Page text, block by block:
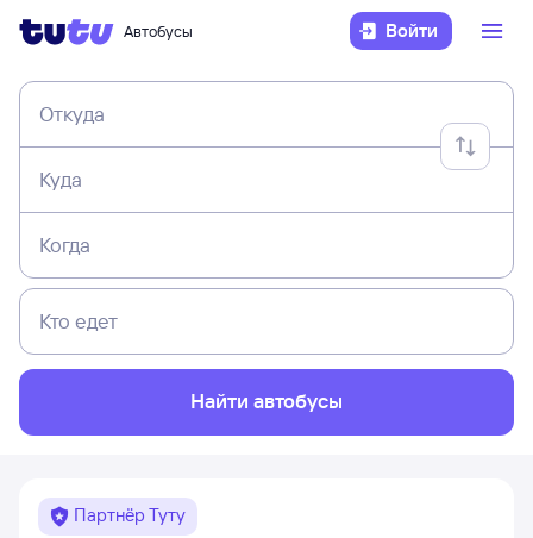
Автобусы Войти
Откуда
Куда
Когда
Кто едет
Найти автобусы
Партнёр Туту